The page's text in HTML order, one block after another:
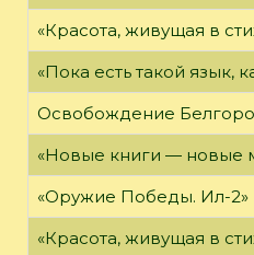
«Красота, живущая в
«Пока есть такой язык,
Освобождение
«Новые книги — новые
«Оружие Победы. Ил-2»
«Красота, живущая в